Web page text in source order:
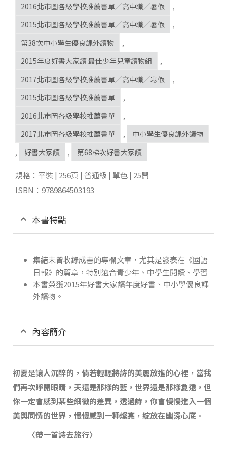
2016北市圖各級學校推薦書單／高中職／暑假
,
2015北市圖各級學校推薦書單／高中職／暑假
,
第38次中小學生優良課外讀物
,
2015年度好書大家讀 最佳少年兒童讀物組
,
2017北市圖各級學校推薦書單／高中職／寒假
,
2015北市圖各級學校推薦書單
,
2016北市圖各級學校推薦書單
,
2017北市圖各級學校推薦書單
,
中小學生優良課外讀物
,
好書大家讀 , 第68梯次好書大家讀
規格：平裝 | 256頁 | 普通級 | 單色 | 25開
ISBN：9789864503193
本書特點
集結未曾收錄成書的專欄文章，尤其是發表在《國語
日報》的篇章，特別適合青少年、中學生閱讀、學習
本書榮獲2015年好書大家讀年度好書、中小學優良課
外讀物。
內容簡介
初夏是讓人沉醉的，倘若輕輕將詩的美麗放進的心裡，當我
們再次睜開眼睛，天還是那樣的藍，世界還是那樣敻遠，但
你一定會感到某些細微的差異，透過詩，你會慢慢進入一個
美與同情的世界，慢慢感到一種燦亮，綻放在幽深心底。
──〈帶一首詩去旅行〉